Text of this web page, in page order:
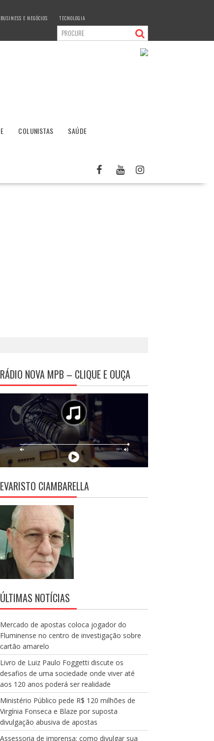
BUSINESS E NEGÓCIOS TECNOLOGIA
COLUNISTAS
SAÚDE
RÁDIO NOVA MPB – CLIQUE E OUÇA
EVARISTO CIAMBARELLA
ÚLTIMAS NOTÍCIAS
Mercado de apostas coloca jogador do
Fluminense no centro de investigação sobre
cartão amarelo
Livro de Luiz Paulo Foggetti discute os
desafios de uma sociedade onde viver até
aos 120 anos poderá ser realidade
Ministério Público pede R$ 120 milhões de
Virgínia Fonseca e Blaze por suposta
divulgação abusiva de apostas
Assessoria de imprensa: como divulgar sua